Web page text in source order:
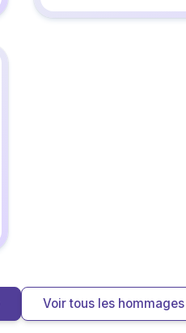
Regis
Créez un
Créez un album
Voir tous les hommages